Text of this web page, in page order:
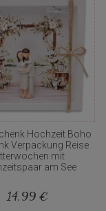
Hochzeit Boho
Verpackung Reise
mit
am See
14,99 €